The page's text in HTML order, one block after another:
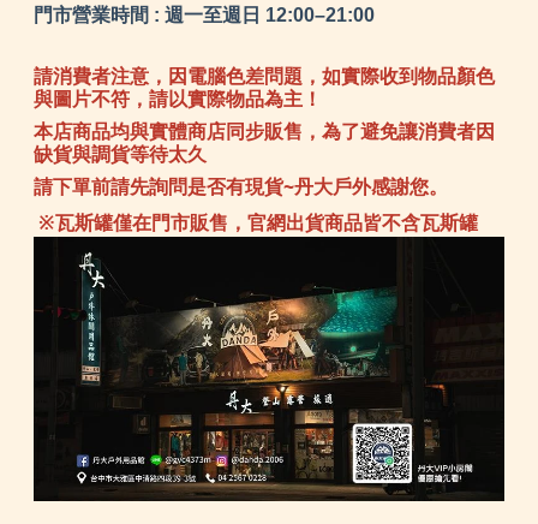
門市營業時間 : 週一至週日 12:00–21:00
請消費者注意，因電腦色差問題，如實際收到物品顏色
與圖片不符，請以實際物品為主！
本店商品均與實體商店同步販售，為了避免讓消費者因
缺貨與調貨等待太久
請下單前請先詢問是否有現貨~丹大戶外感謝您。
※瓦斯罐僅在門市販售，官網出貨商品皆不含瓦斯罐